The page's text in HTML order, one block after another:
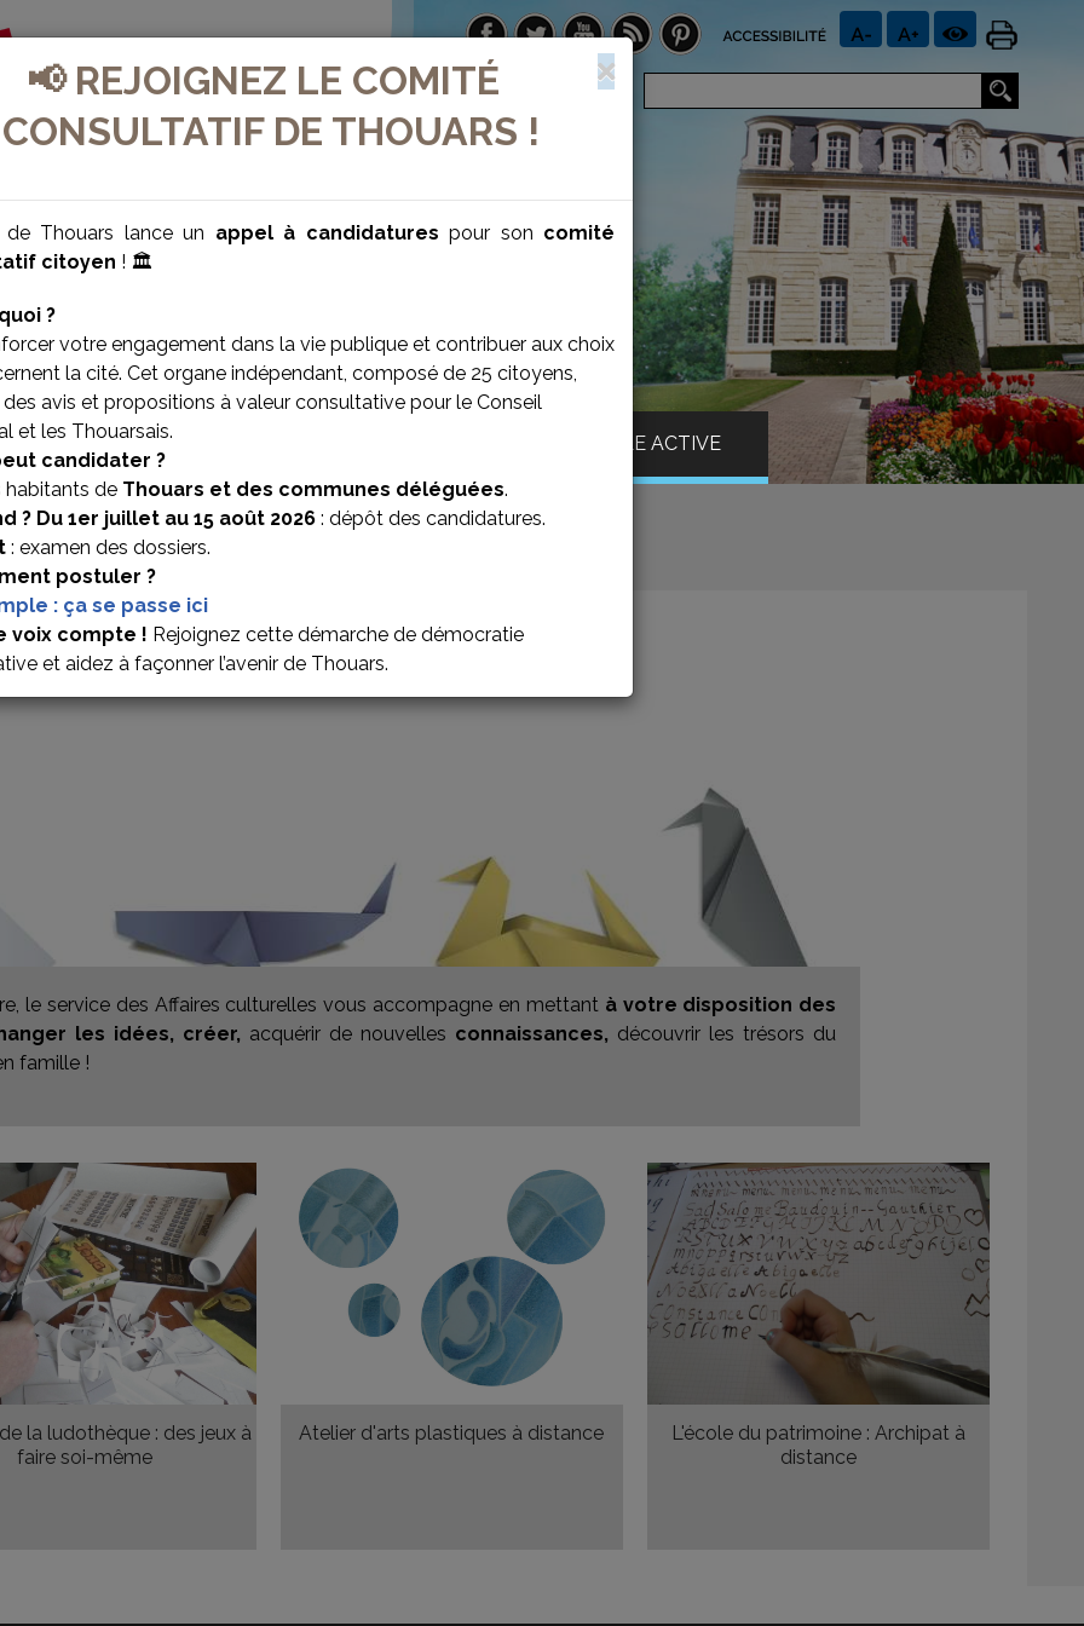
📢 REJOIGNEZ LE COMITÉ
CONSULTATIF DE THOUARS !
de Thouars lance un appel à candidatures pour son comité
citoyen ! 🏛️
?
votre engagement dans la vie publique et contribuer aux choix
la cité. Cet organe indépendant, composé de 25 citoyens,
avis et propositions à valeur consultative pour le Conseil
et les Thouarsais.
candidater ?
habitants de Thouars et des communes déléguées.
? Du 1er juillet au 15 août 2026 : dépôt des candidatures.
: examen des dossiers.
postuler ?
: ça se passe ici
voix compte ! Rejoignez cette démarche de démocratie
et aidez à façonner l’avenir de Thouars.
VILLE BIEN-ÊTRE VILLE ACTIVE
CULTURELLE !
le service des Affaires culturelles vous accompagne en mettantà votre disposition des
les idées, créer, acquérir de nouvelles connaissances, découvrir les trésors du
famille !
la ludothèque : des jeux à
faire soi-même
Atelier d'arts plastiques à distance
L'école du patrimoine : Archipat à
distance